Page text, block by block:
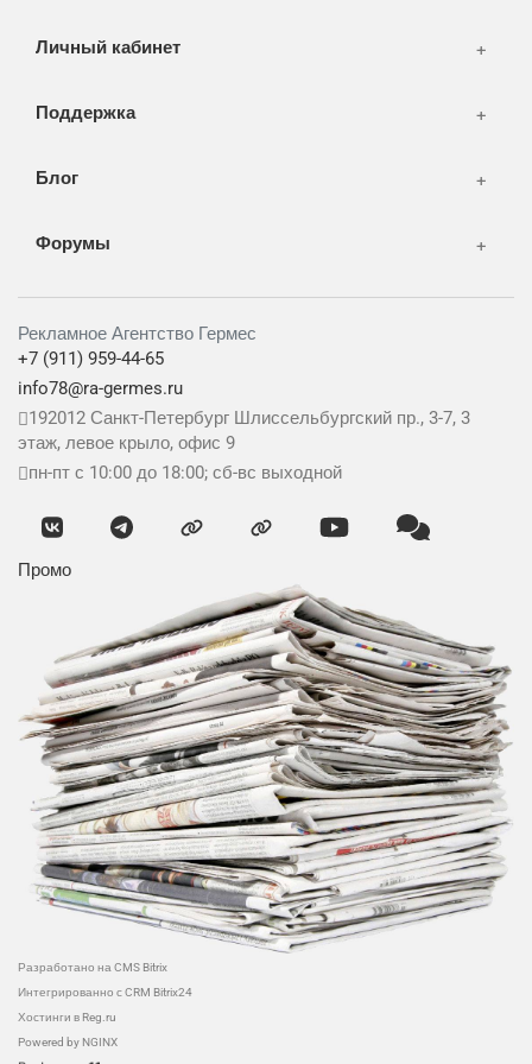
Личный кабинет
Поддержка
Блог
Форумы
Рекламное Агентство Гермес
+7 (911) 959-44-65
info78@ra-germes.ru
192012 Санкт-Петербург Шлиссельбургский пр., 3-7, 3
этаж, левое крыло, офис 9
пн-пт с 10:00 до 18:00; сб-вс выходной
Промо
Разработано на CMS Bitrix
Интегрированно с CRM Bitrix24
Хостинги в Reg.ru
Powered by NGINX